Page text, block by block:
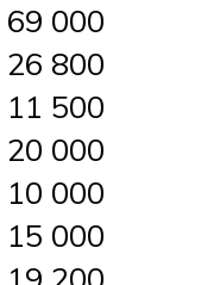
69 000
26 800
11 500
20 000
10 000
15 000